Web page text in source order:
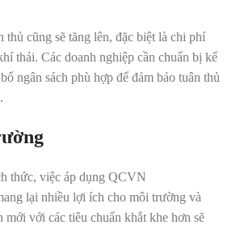
cũng sẽ tăng lên, đặc biệt là chi phí
thải. Các doanh nghiệp cần chuẩn bị kế
ngân sách phù hợp để đảm bảo tuân thủ
thức, việc áp dụng QCVN
lại nhiều lợi ích cho môi trường và
mới với các tiêu chuẩn khắt khe hơn sẽ